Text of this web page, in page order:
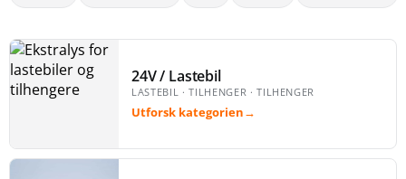
24V / Lastebil
LASTEBIL · TILHENGER · TILHENGER
Utforsk kategorien→